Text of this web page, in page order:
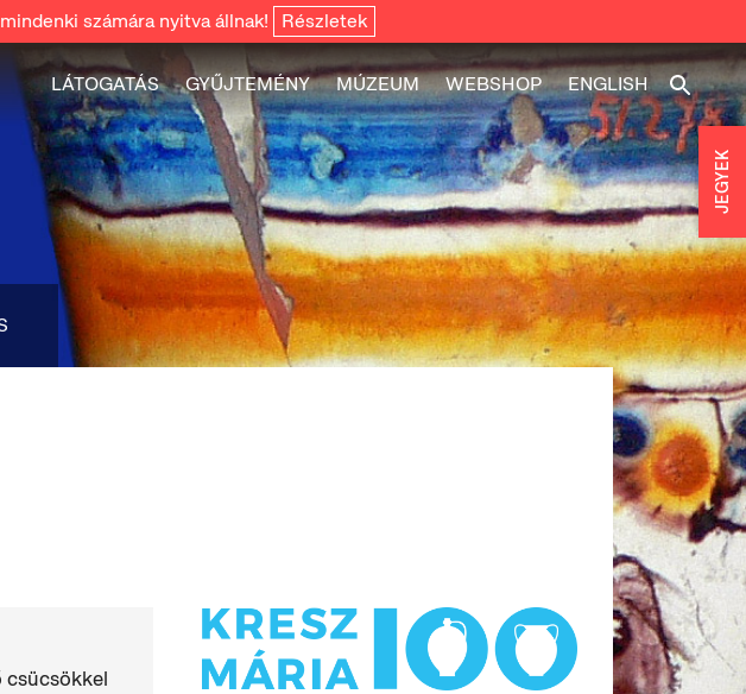
számára nyitva állnak! Részletek
LÁTOGATÁS GYŰJTEMÉNY MÚZEUM WEBSHOP ENGLISH
csücsökkel
JEGYEK